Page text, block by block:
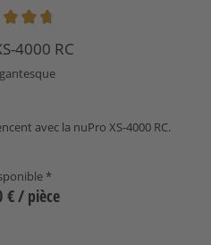
étoiles
4000 RC
avec la nuPro XS-4000 RC.
*
€/ pièce